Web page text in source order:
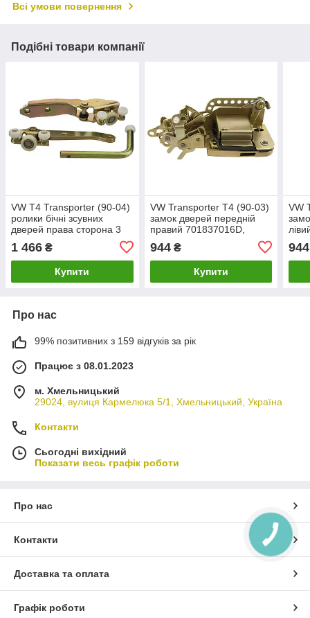
Всі умови повернення
Подібні товари компанії
VW T4 Transporter (90-04)
ролики бічні зсувних
дверей права сторона 3
шт комплект, Фольцваген
Транспортер Т4
1 466 ₴
Купити
VW Transporter T4 (90-03)
замок дверей передній
правий 701837016D,
Фольцваген Транспортер
Т4
944₴
Купити
VW
Т4
944
Про нас
99% позитивних з 159 відгуків за рік
Працює з 08.01.2023
м. Хмельницький
29024, вулиця Кармелюка 5/1, Хмельницький, Україна
Контакти
Сьогодні вихідний
Показати весь графік роботи
Про нас
Контакти
Доставка та оплата
Графік роботи